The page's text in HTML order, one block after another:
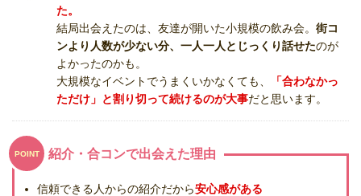
た。
結局出会えたのは、友達が開いた小規模の飲み会。 街コ
ンより人数が少ない分、一人一人とじっくり話せたのが
よかったのかも。
大規模なイベントでうまくいかなくても、
「合わなかっ
ただけ」と割り切って続けるのが大事だと思います。
POINT 紹介・合コンで出会えた理由
信頼できる人からの紹介だから安心感がある